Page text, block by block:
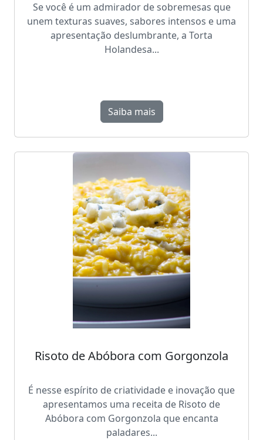
Se você é um admirador de sobremesas que
unem texturas suaves, sabores intensos e uma
apresentação deslumbrante, a Torta
Holandesa...
Saiba mais
Risoto de Abóbora com Gorgonzola
É nesse espírito de criatividade e inovação que
apresentamos uma receita de Risoto de
Abóbora com Gorgonzola que encanta
paladares...